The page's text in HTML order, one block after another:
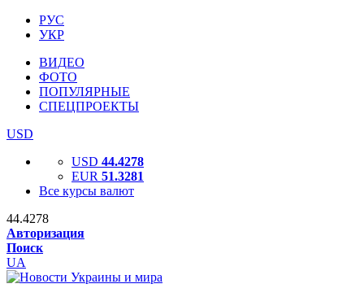
РУС
УКР
ВИДЕО
ФОТО
ПОПУЛЯРНЫЕ
СПЕЦПРОЕКТЫ
USD
USD 44.4278
EUR 51.3281
Все курсы валют
44.4278
Авторизация
Поиск
UA